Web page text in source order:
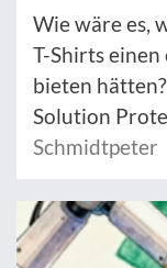
Wie wäre es,
T-Shirts einen
bieten
Solution
Schmidtpeter